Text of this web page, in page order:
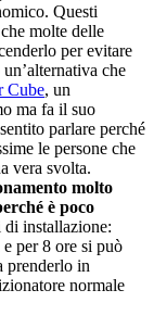
Questi
molte delle
per evitare
che
Cube, un
ma fa il suo
parlare perché
le persone che
vera svolta.
molto
è poco
installazione:
per 8 ore si può
prenderlo in
normale